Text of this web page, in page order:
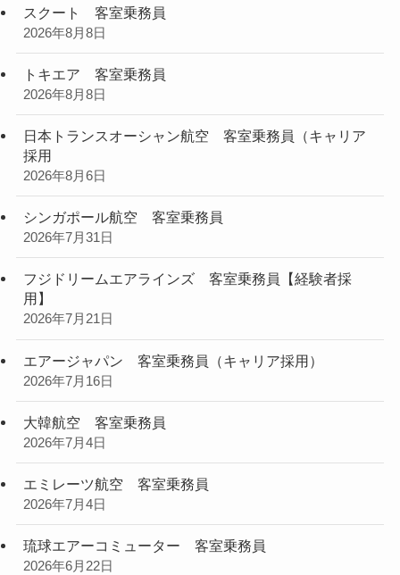
スクート 客室乗務員
2026年8月8日
トキエア 客室乗務員
2026年8月8日
日本トランスオーシャン航空 客室乗務員（キャリア
採用
2026年8月6日
シンガポール航空 客室乗務員
2026年7月31日
フジドリームエアラインズ 客室乗務員【経験者採
用】
2026年7月21日
エアージャパン 客室乗務員（キャリア採用）
2026年7月16日
大韓航空 客室乗務員
2026年7月4日
エミレーツ航空 客室乗務員
2026年7月4日
琉球エアーコミューター 客室乗務員
2026年6月22日